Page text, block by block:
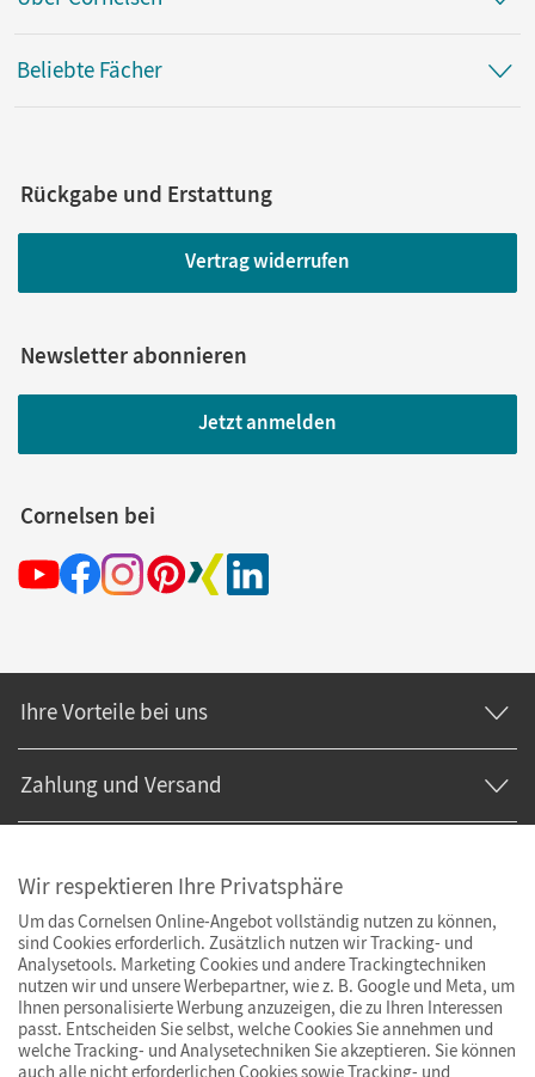
Beliebte Fächer
Rückgabe und Erstattung
Vertrag widerrufen
Newsletter abonnieren
Jetzt anmelden
Cornelsen bei
Ihre Vorteile bei uns
Zahlung und Versand
Wir respektieren Ihre Privatsphäre
Um das Cornelsen Online-Angebot vollständig nutzen zu können,
sind Cookies erforderlich. Zusätzlich nutzen wir Tracking- und
Analysetools. Marketing Cookies und andere Trackingtechniken
nutzen wir und unsere Werbepartner, wie z. B. Google und Meta, um
Ihnen personalisierte Werbung anzuzeigen, die zu Ihren Interessen
passt. Entscheiden Sie selbst, welche Cookies Sie annehmen und
welche Tracking- und Analysetechniken Sie akzeptieren. Sie können
auch alle nicht erforderlichen Cookies sowie Tracking- und